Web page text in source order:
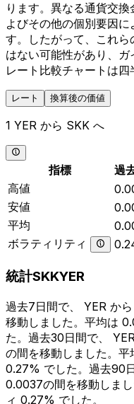
ります。異なる通貨交
よびその他の個別要因
す。したがって、これ
はない可能性があり、ガ
レート比較チャートは四
レート 換算後の価値
1 YER から SKK へ
指標 過
高値
安値
平均
ボラティリティ
統計SKKYER
過去7日間で、 YER か
移動しました。平均は
た。過去30日間で、
の間を移動しました。
0.27% でした。過去90
0.0037の間を移動しま
ィ 0.27% でした。